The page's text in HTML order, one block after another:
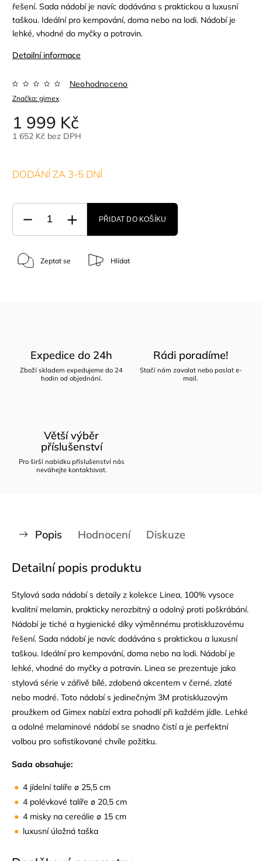
řešení. Sada nádobí je navíc dodávána s praktickou a luxusní
taškou. Ideální pro kempování, doma nebo na lodi. Nádobí je
lehké, vhodné do myčky a potravin.
Detailní informace
Značka: gimex
Neohodnoceno
1 999 Kč
1 652 Kč bez DPH
DODÁNÍ ZA 3-5 DNÍ
PŘIDAT DO KOŠÍKU
Zeptat se Hlídat
Expedice do 24h
Zboží skladem expedujeme do 24
hodin od objednání.
Rádi poradíme!
Stačí nám zavolat nebo poslat e-
mail.
Větší výběr
příslušenství
Pro širší nabídku příslušenství nás
neváhejte kontaktovat.
Popis Hodnocení Diskuze
Detailní popis produktu
Stylová sada nádobí s detaily z kolekce Linea, 100% vysoce
kvalitní melamin, prakticky nerozbitný a odolný proti poškrábání.
Nádobí je tiché a hygienické díky výměnnému protiskluzovému
řešení. Sada nádobí je navíc dodávána s praktickou a luxusní
taškou. Ideální pro kempování, doma nebo na lodi. Nádobí je
lehké, vhodné do myčky a potravin. Linea se prezentuje jako
stylová série v zářivě bílé, zdobená akcentem v černé, zlaté
nebo modré. Toto nádobí s jedinečným 3M protiskluzovým
proužkem od Gimex nabízí extra pohodlí při každém jídle. Lehké
a odolné melaminové nádobí se snadno čistí a je perfektní
volbou pro sofistikované chvíle požitku.
Sada obsahuje:
4 jídelní talíře ø 25,5 cm
4 polévkové talíře ø 20,5 cm
4 misky na cereálie ø 15 cm
luxusní úložná taška